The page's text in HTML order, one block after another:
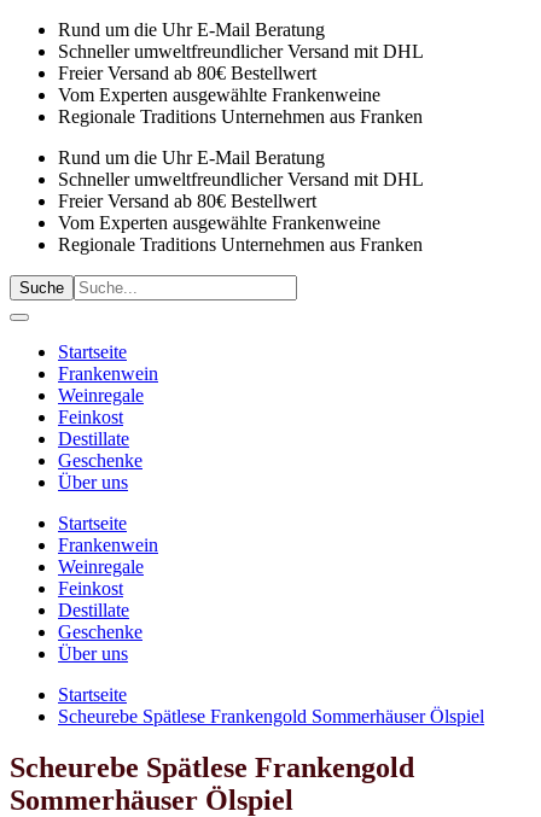
Rund um die Uhr E-Mail Beratung
Schneller umweltfreundlicher Versand mit DHL
Freier Versand ab 80€ Bestellwert
Vom Experten ausgewählte Frankenweine
Regionale Traditions Unternehmen aus Franken
Rund um die Uhr E-Mail Beratung
Schneller umweltfreundlicher Versand mit DHL
Freier Versand ab 80€ Bestellwert
Vom Experten ausgewählte Frankenweine
Regionale Traditions Unternehmen aus Franken
Suche
Startseite
Frankenwein
Weinregale
Feinkost
Destillate
Geschenke
Über uns
Startseite
Frankenwein
Weinregale
Feinkost
Destillate
Geschenke
Über uns
Startseite
Scheurebe Spätlese Frankengold Sommerhäuser Ölspiel
Scheurebe Spätlese Frankengold
Sommerhäuser Ölspiel